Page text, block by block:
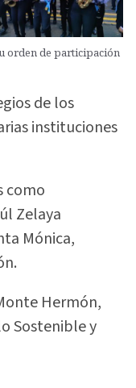
orden de participación
de los
instituciones
como
Zelaya
Mónica,
Hermón,
Sostenible y